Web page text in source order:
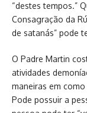
“destes tempos.”
Consagração da
de satanás” pode
O Padre Martin
atividades
maneiras em
Pode possuir a